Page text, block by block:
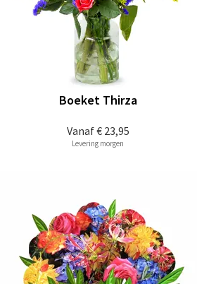
Vanaf€ 23,95
Boeket Thirza
Levering morgen